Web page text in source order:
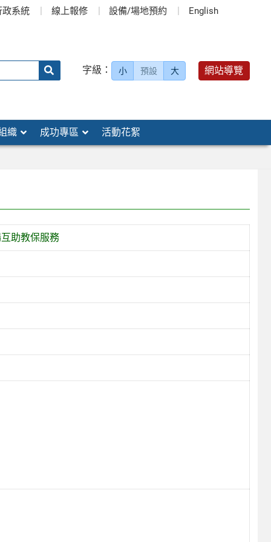
政系統 線上報修 設備/場地預約 English
字級： 小 預設 大 網站導覽
織 成功專區 活動花絮
助教保服務